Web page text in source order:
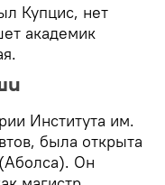
Купцис, нет
академик
Института им.
была открыта
Он